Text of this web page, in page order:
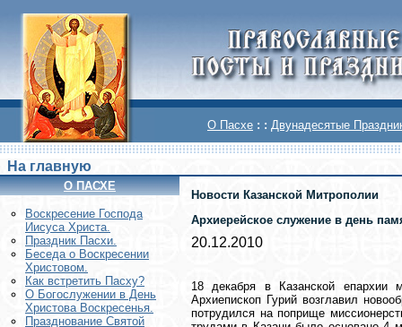
О Пасхе : : Двунадесятые
На главную
О ПАСХЕ
Воскреcение Господа
Иисуса Христа.
Праздник Пасхи.
Беседа о Воскресении
Христовом.
Как встретить Пасху?
О Богослужении в День
Христова Воскресенья.
Празднование Святой
Новости Казанской Митрополии
Архиерейское служение в день
20.12.2010
18 декабря в Казанской епархии
Архиепископ Гурий возглавил
потрудился на поприще